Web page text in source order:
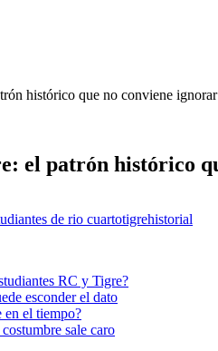
histórico que no conviene ignorar
el patrón histórico
de rio cuartotigrehistorial
RC y Tigre?
esconder el dato
en el tiempo?
sale caro